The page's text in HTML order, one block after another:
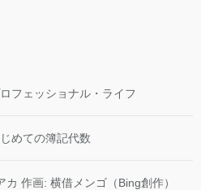
フェッショナル・ライフ
めての簿記代数
カ 作画: 横借メンゴ（Bing創作）